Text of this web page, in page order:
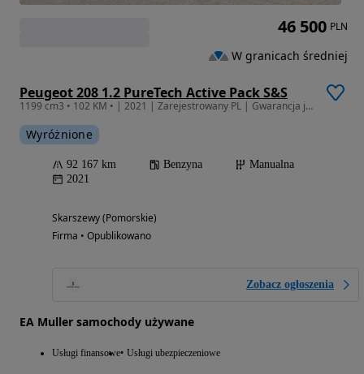
Peugeot 208 1.2 PureTech Active Pack S&S
1199 cm3 • 102 KM • | 2021 | Zarejestrowany PL | Gwarancja jakości DEALERA- netto 38.600
Wyróżnione
92 167 km Benzyna
Manualna
2021
Skarszewy (Pomorskie)
Firma • Opublikowano
Zobacz ogłoszenia
EA Muller samochody używane
Usługi finansowe Usługi ubezpieczeniowe
46 500 PLN
W granicach średniej